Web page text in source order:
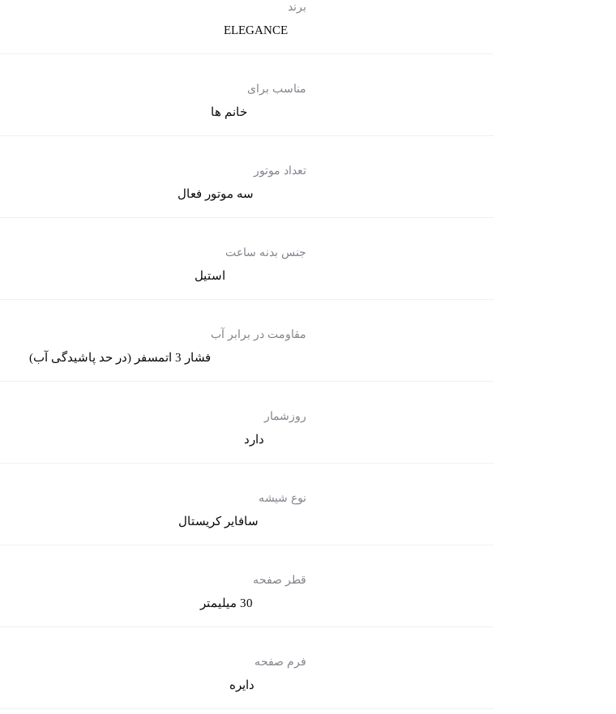
برند
ELEGANCE
مناسب برای
خانم ها
تعداد موتور
سه موتور فعال
جنس بدنه ساعت
استیل
مقاومت در برابر آب
فشار 3 اتمسفر (در حد پاشیدگی آب)
روزشمار
دارد
نوع شیشه
سافایر کریستال
قطر صفحه
30 میلیمتر
فرم صفحه
دایره